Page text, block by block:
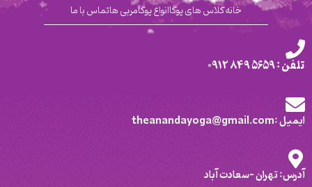
خانهکلاس های یوگاانواع یوگامربی هاتماس با ما
تلفن : 5659 849 0912
ایمیل :theanandayoga@gmail.com
آدرس: تهران -سعادت آباد